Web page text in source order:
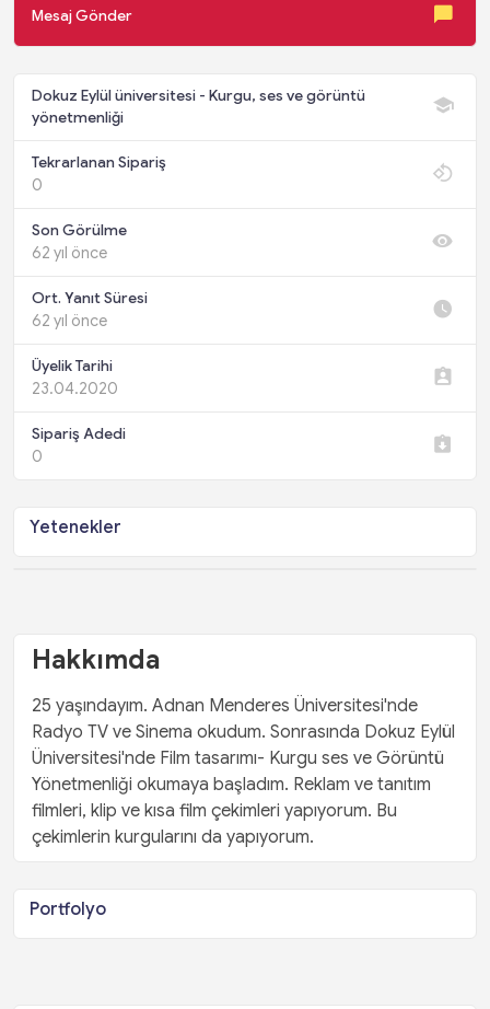
Mesaj Gönder
Dokuz Eylül üniversitesi - Kurgu, ses ve görüntü
yönetmenliği
Tekrarlanan Sipariş
0
Son Görülme
62 yıl önce
Ort. Yanıt Süresi
62 yıl önce
Üyelik Tarihi
23.04.2020
Sipariş Adedi
0
Yetenekler
Hakkımda
25 yaşındayım. Adnan Menderes Üniversitesi'nde
Radyo TV ve Sinema okudum. Sonrasında Dokuz Eylül
Üniversitesi'nde Film tasarımı- Kurgu ses ve Görüntü
Yönetmenliği okumaya başladım. Reklam ve tanıtım
filmleri, klip ve kısa film çekimleri yapıyorum. Bu
çekimlerin kurgularını da yapıyorum.
Portfolyo